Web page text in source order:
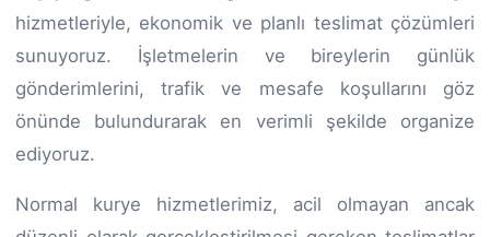
hizmetleriyle, ekonomik ve planlı teslimat çözümleri
sunuyoruz. İşletmelerin ve bireylerin günlük
gönderimlerini, trafik ve mesafe koşullarını göz
önünde bulundurarak en verimli şekilde organize
ediyoruz.
Normal kurye hizmetlerimiz, acil olmayan ancak